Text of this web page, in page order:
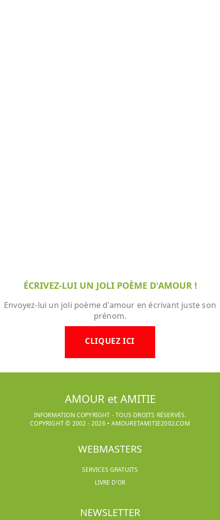
ÉCRIVEZ-LUI UN JOLI POÈME D'AMOUR !
Envoyez-lui un joli poème d'amour en écrivant juste son
prénom.
CLIQUEZ ICI
AMOUR et AMITIE
INFORMATION COPYRIGHT - TOUS DROITS RÉSERVÉS.
COPYRIGHT © 2002 -2026• AMOURETAMITIE2002.COM
WEBMASTERS
SERVICES GRATUITS
LIVRE D'OR
NEWSLETTER